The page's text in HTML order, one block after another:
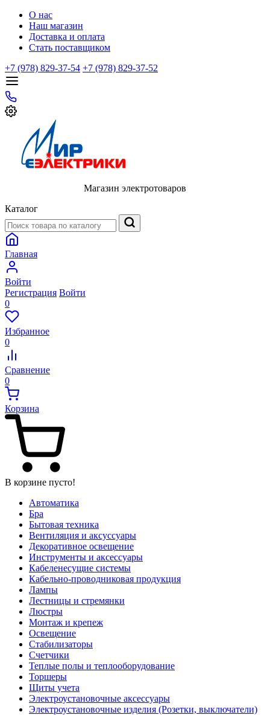
О нас
Наш магазин
Доставка и оплата
Стать поставщиком
+7 (978) 829-37-54 +7 (978) 829-37-52
Магазин электротоваров
Каталог
Главная
Войти
Регистрация Войти
0
Избранное
0
Сравнение
0
Корзина
В корзине пусто!
Автоматика
Бра
Бытовая техника
Вентиляция и аксуссуары
Декоративное освещение
Инструменты и аксессуары
Кабеленесущие системы
Кабельно-проводниковая продукция
Лампы
Лестницы и стремянки
Люстры
Монтаж и крепеж
Освещение
Стабилизаторы
Счетчики
Теплые полы и теплооборудование
Торшеры
Щиты учета
Электроустановочные аксессуары
Электроустановочные изделия (Розетки, выключатели)